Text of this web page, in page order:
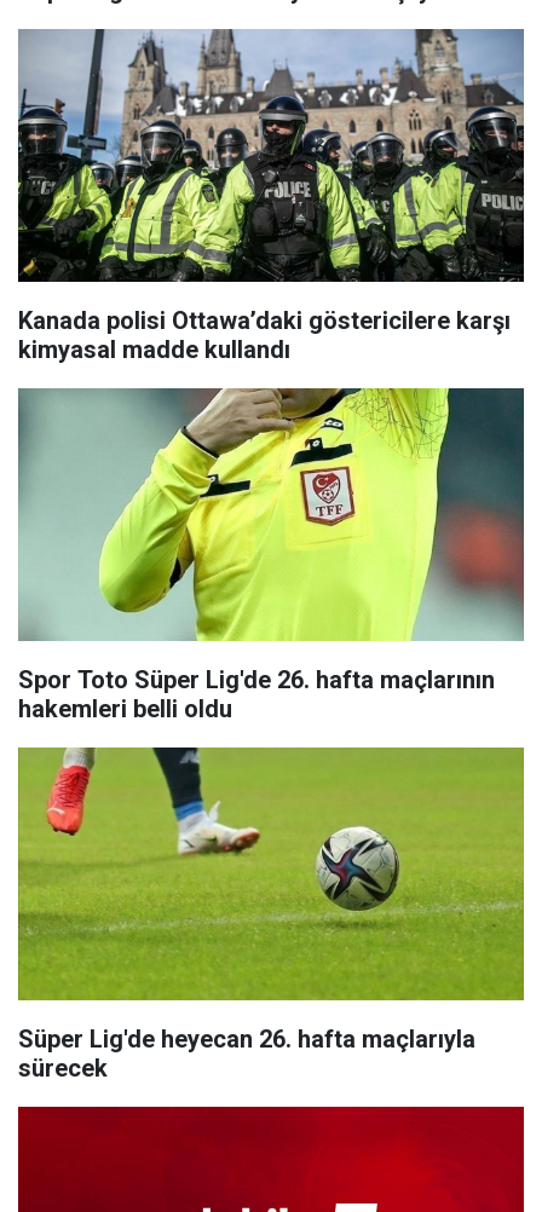
Kanada polisi Ottawa’daki göstericilere karşı
kimyasal madde kullandı
Spor Toto Süper Lig'de 26. hafta maçlarının
hakemleri belli oldu
Süper Lig'de heyecan 26. hafta maçlarıyla
sürecek